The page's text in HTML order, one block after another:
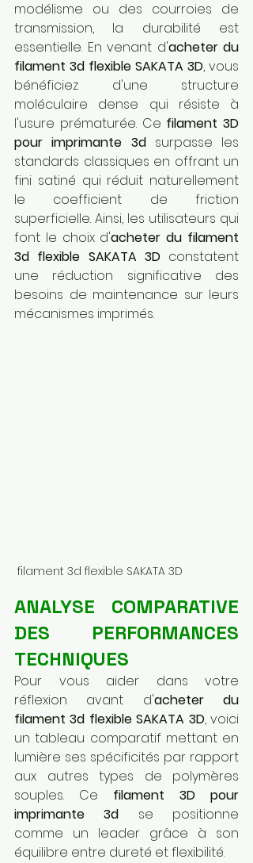
modélisme ou des courroies de
transmission, la durabilité est
essentielle. En venant d'acheter du
filament 3d flexible SAKATA 3D, vous
bénéficiez d'une structure
moléculaire dense qui résiste à
l'usure prématurée. Ce filament 3D
pour imprimante 3d surpasse les
standards classiques en offrant un
fini satiné qui réduit naturellement
le coefficient de friction
superficielle. Ainsi, les utilisateurs qui
font le choix d'acheter du filament
3d flexible SAKATA 3D constatent
une réduction significative des
besoins de maintenance sur leurs
mécanismes imprimés.
filament 3d flexible SAKATA 3D
ANALYSE COMPARATIVE
DES PERFORMANCES
TECHNIQUES
Pour vous aider dans votre
réflexion avant d'acheter du
filament 3d flexible SAKATA 3D, voici
un tableau comparatif mettant en
lumière ses spécificités par rapport
aux autres types de polymères
souples. Ce filament 3D pour
imprimante 3d se positionne
comme un leader grâce à son
équilibre entre dureté et flexibilité.